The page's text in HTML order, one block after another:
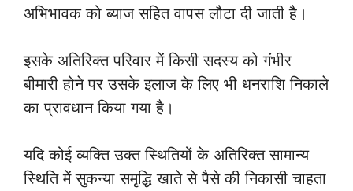
अभिभावक को ब्याज सहित वापस लौटा दी जाती है।
इसके अतिरिक्त परिवार में किसी सदस्य को गंभीर
बीमारी होने पर उसके इलाज के लिए भी धनराशि निकाले
का प्रावधान किया गया है।
यदि कोई व्यक्ति उक्त स्थितियों के अतिरिक्त सामान्य
स्थिति में सुकन्या समृद्धि खाते से पैसे की निकासी चाहता